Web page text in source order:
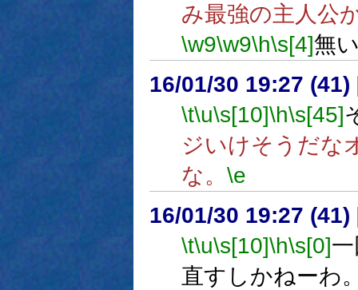
み最強の主人公
\w9\w9\h\s[4]無
16/01/30 19:27 (41)
\t\u\s[10]\h\s[45]
ジいけそうだな
な。 \e
16/01/30 19:27 (41)
\t\u\s[10]\h\s[0]
直すしかねーわ